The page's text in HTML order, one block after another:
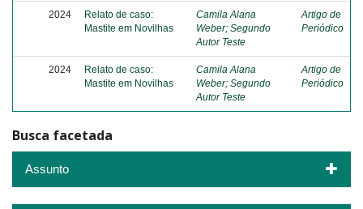
2024
Relato de caso:
Mastite em Novilhas
Camila Alana
Weber; Segundo
Autor Teste
Artigo de
Periódico
2024
Relato de caso:
Mastite em Novilhas
Camila Alana
Weber; Segundo
Autor Teste
Artigo de
Periódico
Busca facetada
Assunto